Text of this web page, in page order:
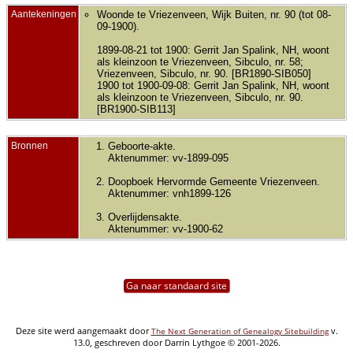
Aantekeningen
Woonde te Vriezenveen, Wijk Buiten, nr. 90 (tot 08-
09-1900).
1899-08-21 tot 1900: Gerrit Jan Spalink, NH, woont
als kleinzoon te Vriezenveen, Sibculo, nr. 58;
Vriezenveen, Sibculo, nr. 90. [BR1890-SIB050]
1900 tot 1900-09-08: Gerrit Jan Spalink, NH, woont
als kleinzoon te Vriezenveen, Sibculo, nr. 90.
[BR1900-SIB113]
Bronnen
Geboorte-akte.
Aktenummer: vv-1899-095
Doopboek Hervormde Gemeente Vriezenveen.
Aktenummer: vnh1899-126
Overlijdensakte.
Aktenummer: vv-1900-62
Ga naar standaard site
Deze site werd aangemaakt doorThe Next Generation of Genealogy Sitebuildingv.
13.0, geschreven door Darrin Lythgoe © 2001-2026.